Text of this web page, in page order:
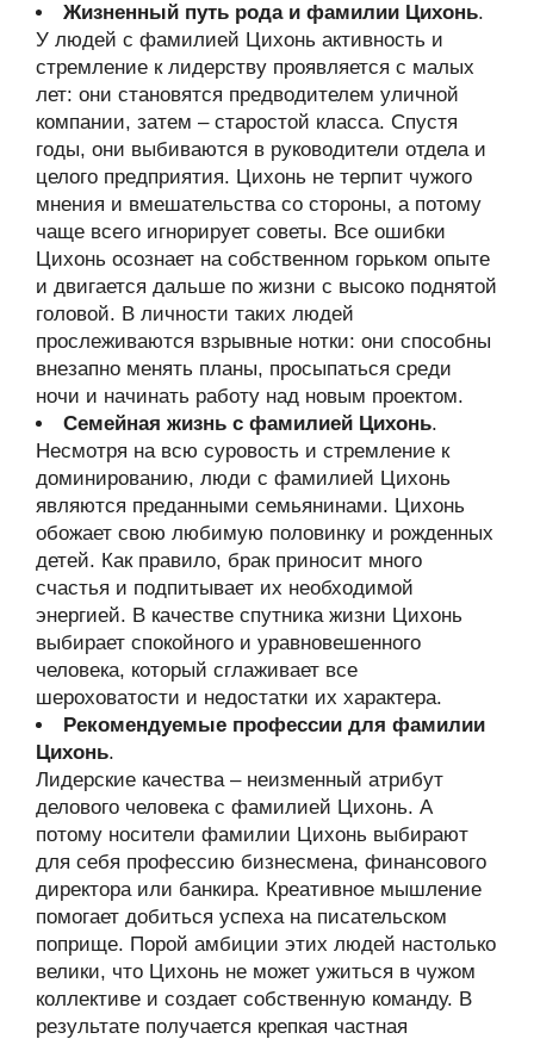
Жизненный путь рода и фамилии Цихонь.
У людей с фамилией Цихонь активность и
стремление к лидерству проявляется с малых
лет: они становятся предводителем уличной
компании, затем – старостой класса. Спустя
годы, они выбиваются в руководители отдела и
целого предприятия. Цихонь не терпит чужого
мнения и вмешательства со стороны, а потому
чаще всего игнорирует советы. Все ошибки
Цихонь осознает на собственном горьком опыте
и двигается дальше по жизни с высоко поднятой
головой. В личности таких людей
прослеживаются взрывные нотки: они способны
внезапно менять планы, просыпаться среди
ночи и начинать работу над новым проектом.
Семейная жизнь с фамилией Цихонь.
Несмотря на всю суровость и стремление к
доминированию, люди с фамилией Цихонь
являются преданными семьянинами. Цихонь
обожает свою любимую половинку и рожденных
детей. Как правило, брак приносит много
счастья и подпитывает их необходимой
энергией. В качестве спутника жизни Цихонь
выбирает спокойного и уравновешенного
человека, который сглаживает все
шероховатости и недостатки их характера.
Рекомендуемые профессии для фамилии
Цихонь.
Лидерские качества – неизменный атрибут
делового человека с фамилией Цихонь. А
потому носители фамилии Цихонь выбирают
для себя профессию бизнесмена, финансового
директора или банкира. Креативное мышление
помогает добиться успеха на писательском
поприще. Порой амбиции этих людей настолько
велики, что Цихонь не может ужиться в чужом
коллективе и создает собственную команду. В
результате получается крепкая частная